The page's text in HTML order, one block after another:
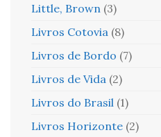
Little, Brown (3)
Livros Cotovia (8)
Livros de Bordo (7)
Livros de Vida (2)
Livros do Brasil (1)
Livros Horizonte (2)